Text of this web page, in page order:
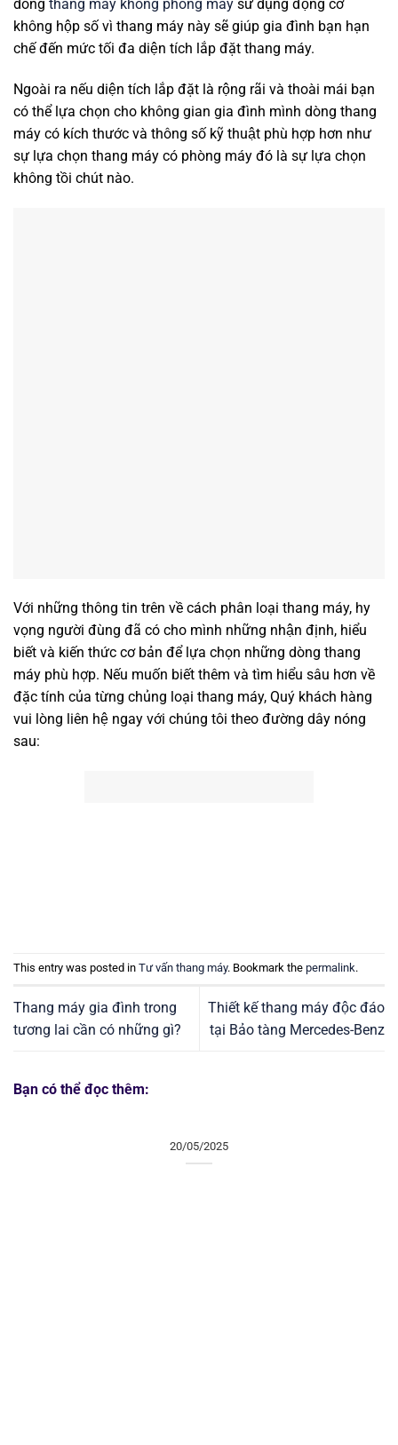
dòng thang máy không phòng máy sử dụng động cơ
không hộp số vì thang máy này sẽ giúp gia đình bạn hạn
chế đến mức tối đa diện tích lắp đặt thang máy.
Ngoài ra nếu diện tích lắp đặt là rộng rãi và thoài mái bạn
có thể lựa chọn cho không gian gia đình mình dòng thang
máy có kích thước và thông số kỹ thuật phù hợp hơn như
sự lựa chọn thang máy có phòng máy đó là sự lựa chọn
không tồi chút nào.
Với những thông tin trên về cách phân loại thang máy, hy
vọng người đùng đã có cho mình những nhận định, hiểu
biết và kiến thức cơ bản để lựa chọn những dòng thang
máy phù hợp. Nếu muốn biết thêm và tìm hiểu sâu hơn về
đặc tính của từng chủng loại thang máy, Quý khách hàng
vui lòng liên hệ ngay với chúng tôi theo đường dây nóng
sau:
This entry was posted in Tư vấn thang máy. Bookmark the permalink.
Thang máy gia đình trong
tương lai cần có những gì?
Thiết kế thang máy độc đáo
tại Bảo tàng Mercedes-Benz
Bạn có thể đọc thêm:
20/05/2025